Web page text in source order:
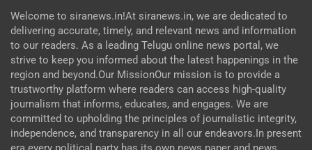
Welcome to siranews.in!At siranews.in, we are dedicated to
delivering accurate, timely, and relevant news and information
to our readers. As a leading Telugu online news portal, we
strive to keep you informed about the latest happenings in the
region and beyond.Our MissionOur mission is to provide a
trustworthy platform where readers can access high-quality
journalism that informs, educates, and engages. We are
committed to upholding the principles of journalistic integrity,
independence, and transparency in all our endeavors.In present